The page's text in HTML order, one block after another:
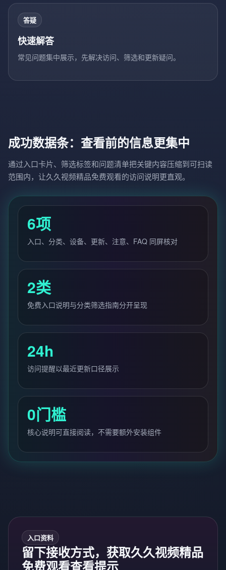
答疑
快速解答
常见问题集中展示，先解决访问、筛选和更新疑问。
成功数据条：查看前的信息更集中
通过入口卡片、筛选标签和问题清单把关键内容压缩到可扫读
范围内，让久久视频精品免费观看的访问说明更直观。
6项
入口、分类、设备、更新、注意、FAQ 同屏核对
2类
免费入口说明与分类筛选指南分开呈现
24h
访问提醒以最近更新口径展示
0门槛
核心说明可直接阅读，不需要额外安装组件
入口资料
留下接收方式，获取久久视频精品
免费观看查看提示